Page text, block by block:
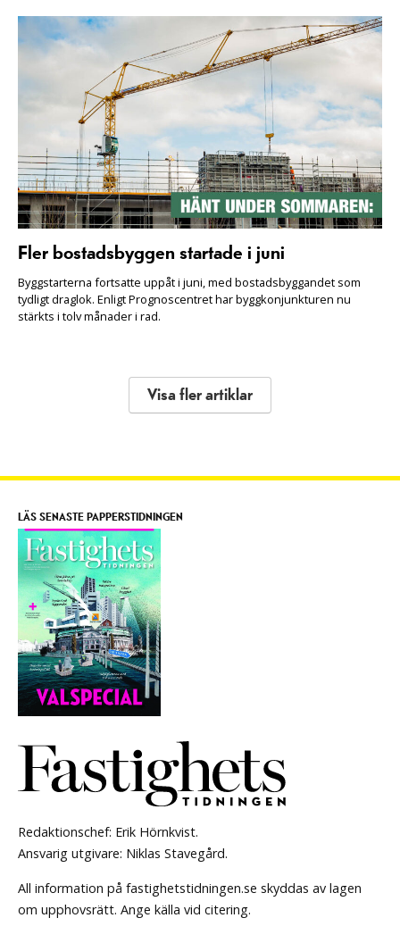
Fler bostadsbyggen startade i juni
Byggstarterna fortsatte uppåt i juni, med bostadsbyggandet som
tydligt draglok. Enligt Prognoscentret har byggkonjunkturen nu
stärkts i tolv månader i rad.
Visa fler artiklar
Redaktionschef: Erik Hörnkvist.
Ansvarig utgivare: Niklas Stavegård.
All information på fastighetstidningen.se skyddas av lagen
om upphovsrätt. Ange källa vid citering.
LÄS SENASTE PAPPERSTIDNINGEN